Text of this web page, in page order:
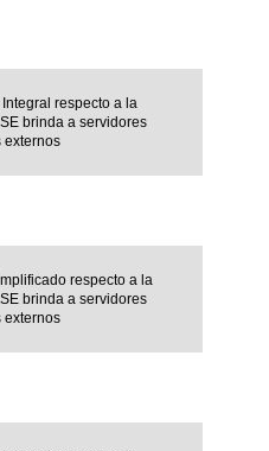
respecto a la
brinda a servidores
externos
respecto a la
brinda a servidores
externos